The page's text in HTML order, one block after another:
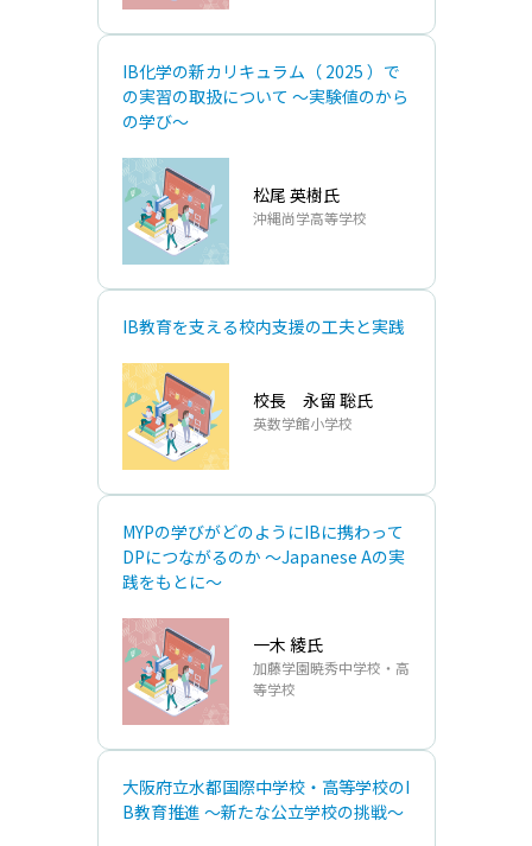
IB化学の新カリキュラム（ 2025 ）で
の実習の取扱について 〜実験値のから
の学び〜
松尾 英樹氏
沖縄尚学⾼等学校
IB教育を⽀える校内⽀援の⼯夫と実践
校⻑ 永留 聡氏
英数学館⼩学校
MYPの学びがどのようにIBに携わって
DPにつながるのか ～Japanese Aの実
践をもとに～
⼀⽊ 綾氏
加藤学園暁秀中学校‧⾼
等学校
⼤阪府⽴⽔都国際中学校‧⾼等学校のI
B教育推進 ～新たな公⽴学校の挑戦～